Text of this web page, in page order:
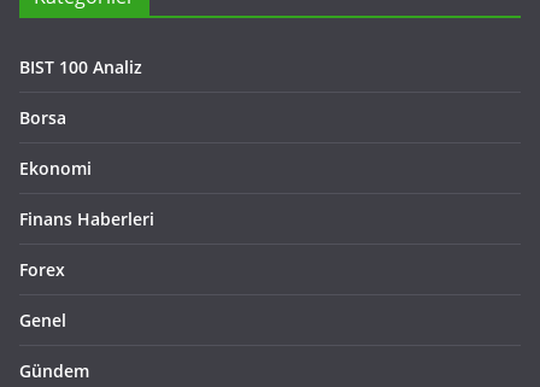
BIST 100 Analiz
Borsa
Ekonomi
Finans Haberleri
Forex
Genel
Gündem